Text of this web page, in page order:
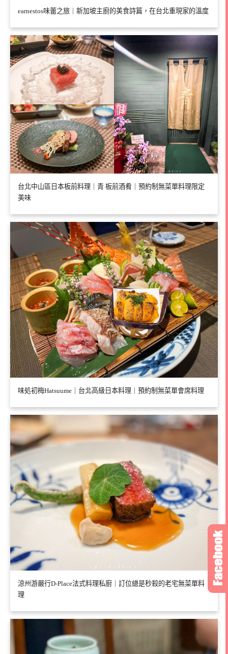
earnestos味蕾之旅｜新加坡主廚的美食詩篇，在台北重現家的溫度
台北中山區日本板前料理｜青 板前酒肴｜預約制無菜單料理限定
美味
味処初梅Hatsuume｜台北高級日本料理｜預約制無菜單會席料理
涼州游嚴行D-Place法式料理私廚｜訂位總是秒殺的老宅無菜單料
理